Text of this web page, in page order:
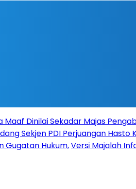
Maaf Dinilai Sekadar Majas
Sekjen PDI Perjuangan
Gugatan Hukum,Versi Majalah